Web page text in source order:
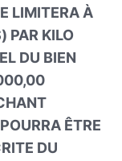
LIMITERA À
PAR KILO
DU BIEN
ÊTRE
DU